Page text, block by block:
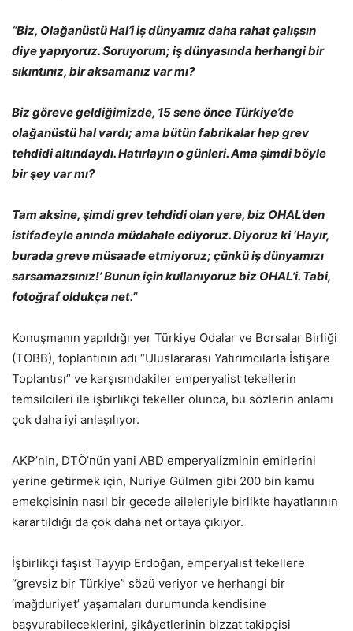
“Biz, Olağanüstü Hal’i iş dünyamız daha rahat çalışsın
diye yapıyoruz. Soruyorum; iş dünyasında herhangi bir
sıkıntınız, bir aksamanız var mı?
Biz göreve geldiğimizde, 15 sene önce Türkiye’de
olağanüstü hal vardı; ama bütün fabrikalar hep grev
tehdidi altındaydı. Hatırlayın o günleri. Ama şimdi böyle
bir şey var mı?
Tam aksine, şimdi grev tehdidi olan yere, biz OHAL’den
istifadeyle anında müdahale ediyoruz. Diyoruz ki ‘Hayır,
burada greve müsaade etmiyoruz; çünkü iş dünyamızı
sarsamazsınız!’ Bunun için kullanıyoruz biz OHAL’i. Tabi,
fotoğraf oldukça net.”
Konuşmanın yapıldığı yer Türkiye Odalar ve Borsalar Birliği
(TOBB), toplantının adı “Uluslararası Yatırımcılarla İstişare
Toplantısı” ve karşısındakiler emperyalist tekellerin
temsilcileri ile işbirlikçi tekeller olunca, bu sözlerin anlamı
çok daha iyi anlaşılıyor.
AKP’nin, DTÖ’nün yani ABD emperyalizminin emirlerini
yerine getirmek için, Nuriye Gülmen gibi 200 bin kamu
emekçisinin nasıl bir gecede aileleriyle birlikte hayatlarının
karartıldığı da çok daha net ortaya çıkıyor.
İşbirlikçi faşist Tayyip Erdoğan, emperyalist tekellere
“grevsiz bir Türkiye” sözü veriyor ve herhangi bir
‘mağduriyet’ yaşamaları durumunda kendisine
başvurabileceklerini, şikâyetlerinin bizzat takipçisi